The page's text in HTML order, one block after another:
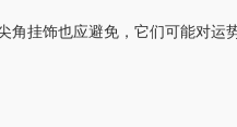
角挂饰也应避免，它们可能对运